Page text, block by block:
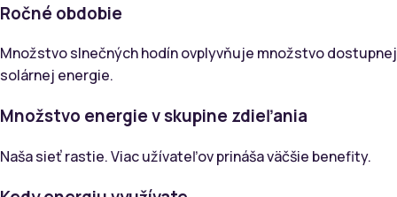
Ročné obdobie
Množstvo slnečných hodín ovplyvňuje množstvo dostupnej
solárnej energie.
Množstvo energie v skupine zdieľania
Naša sieť rastie. Viac užívateľov prináša väčšie benefity.